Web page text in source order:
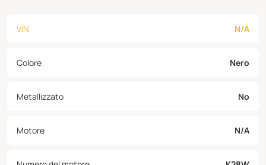
VIN N/A
Colore Nero
Metallizzato No
Motore N/A